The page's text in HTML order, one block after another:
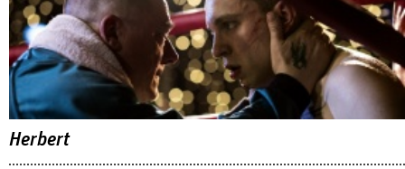
Herbert